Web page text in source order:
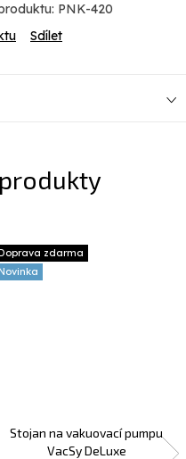
PNK-420
Sdílet
zdarma
Stojan na vakuovací pumpu
VacSy DeLuxe